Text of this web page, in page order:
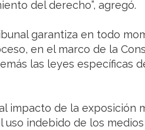
del derecho”, agregó.
garantiza en todo
en el marco de la
las leyes específicas
impacto de la exposición
uso indebido de los